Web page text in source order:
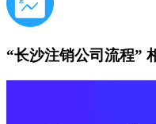
“长沙注销公司流程”